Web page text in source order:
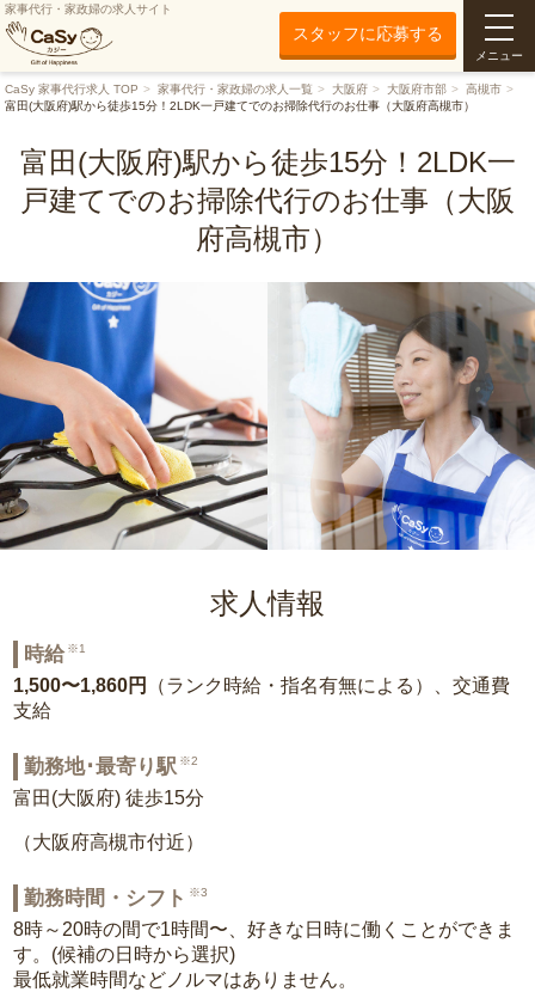
家事代行・家政婦の求人サイト
スタッフに応募する
メニュー
CaSy 家事代行求人 TOP 家事代行・家政婦の求人一覧 大阪府 大阪府市部
高槻市
富田(大阪府)駅から徒歩15分！2LDK一戸建てでのお掃除代行のお仕事（大阪府高槻市）
富田(大阪府)駅から徒歩15分！2LDK一
戸建てでのお掃除代行のお仕事（大阪
府高槻市）
求人情報
時給 ※1
1,500〜1,860円
（ランク時給・指名有無による）、交通費
支給
勤務地･最寄り駅 ※2
富田(大阪府) 徒歩15分
（大阪府高槻市付近）
勤務時間・シフト ※3
8時～20時の間で1時間〜、好きな日時に働くことができま
す。(候補の日時から選択)
最低就業時間などノルマはありません。